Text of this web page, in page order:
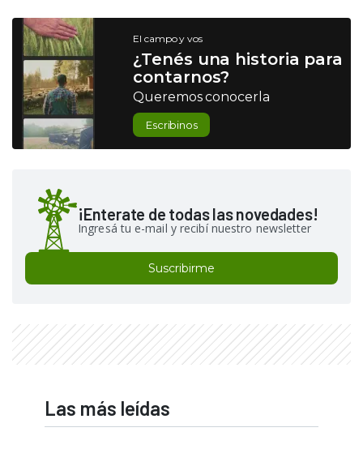
El campo y vos
¿Tenés una historia para
contarnos?
Queremos conocerla
Escribinos
¡Enterate de todas las novedades!
Ingresá tu e-mail y recibí nuestro newsletter
Suscribirme
Las más leídas